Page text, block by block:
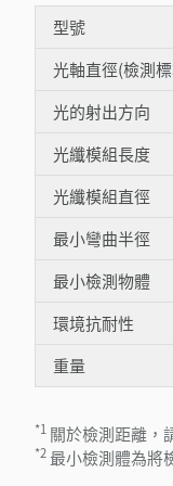
型號
光軸直徑(檢測
光的射出方向
光纖模組長度
光纖模組直徑
最小彎曲半徑
最小檢測物體
環境抗耐性
重量
*1 關於檢測距離，
*2 最小檢測體為將